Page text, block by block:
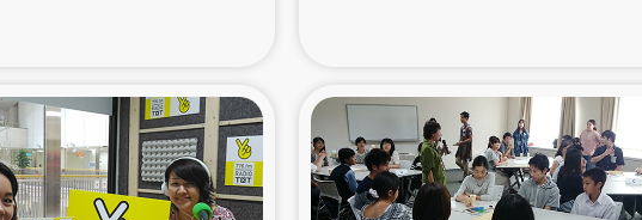
海外ルーツの市民との共生
石巻市街地在宅被災者支援